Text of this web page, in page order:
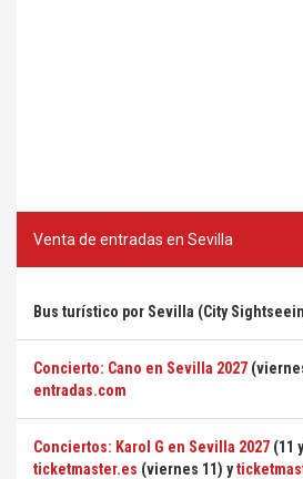
Venta de entradas en Sevilla
Bus turístico por Sevilla (City
Concierto: Cano en Sevilla 2027
entradas.com
Conciertos: Karol G en Sevilla 2027 (11
ticketmaster.es (viernes 11) y